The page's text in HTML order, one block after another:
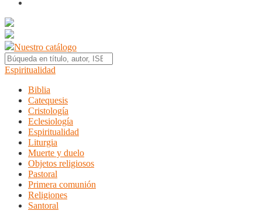
Nuestro catálogo
Espiritualidad
Biblia
Catequesis
Cristología
Eclesiología
Espiritualidad
Liturgia
Muerte y duelo
Objetos religiosos
Pastoral
Primera comunión
Religiones
Santoral